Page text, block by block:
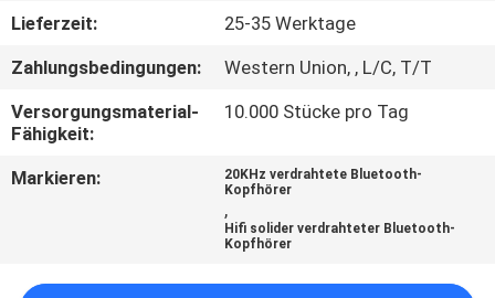
VERBINDUNG
SIE
EIN
SITEMAP
Lieferzeit:
25-35 Werktage
Zahlungsbedingungen:
Western Union, , L/C, T/T
Versorgungsmaterial-
Fähigkeit:
10.000 Stücke pro Tag
Markieren:
20KHz verdrahtete Bluetooth-
Kopfhörer
,
Hifi solider verdrahteter Bluetooth-
Kopfhörer